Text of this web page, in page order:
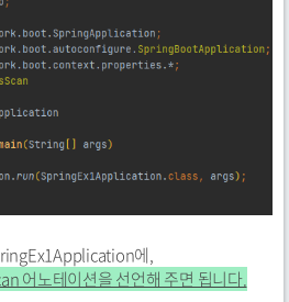
에,
어노테이션을 선언해 주면 됩니다.